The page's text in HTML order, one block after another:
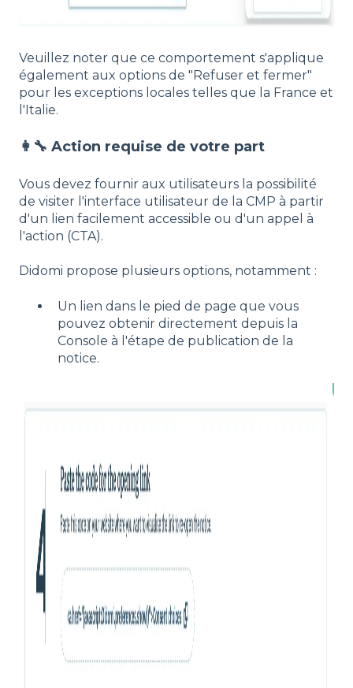
Veuillez noter que ce comportement s'applique
également aux options de "Refuser et fermer"
pour les exceptions locales telles que la France et
l'Italie.
👩‍🔧 Action requise de votre part
Vous devez fournir aux utilisateurs la possibilité
de visiter l'interface utilisateur de la CMP à partir
d'un lien facilement accessible ou d'un appel à
l'action (CTA).
Didomi propose plusieurs options, notamment :
Un lien dans le pied de page que vous
pouvez obtenir directement depuis la
Console à l'étape de publication de la
notice.